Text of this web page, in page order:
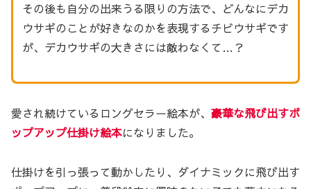
その後も自分の出来うる限りの方法で、どんなにデカ
ウサギのことが好きなのかを表現するチビウサギです
が、デカウサギの大きさには敵わなくて…？
愛され続けているロングセラー絵本が、 豪華な飛び出すポ
ップアップ仕掛け絵本になりました。
仕掛けを引っ張って動かしたり、ダイナミックに飛び出す